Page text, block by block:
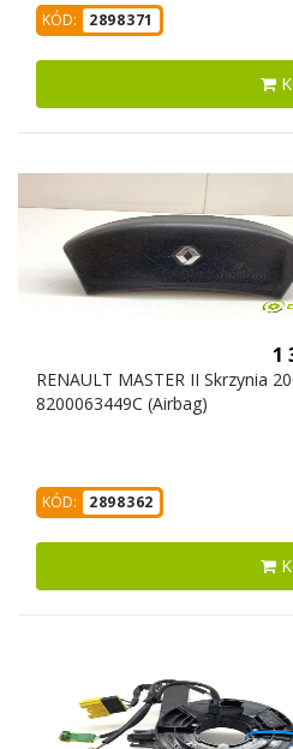
KÓD: 2898371
1
RENAULT MASTER II Skrzynia
8200063449C (Airbag)
KÓD: 2898362